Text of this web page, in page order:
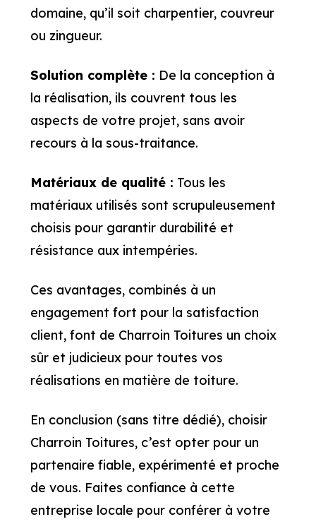
domaine, qu’il soit charpentier, couvreur
ou zingueur.
Solution complète : De la conception à
la réalisation, ils couvrent tous les
aspects de votre projet, sans avoir
recours à la sous-traitance.
Matériaux de qualité : Tous les
matériaux utilisés sont scrupuleusement
choisis pour garantir durabilité et
résistance aux intempéries.
Ces avantages, combinés à un
engagement fort pour la satisfaction
client, font de Charroin Toitures un choix
sûr et judicieux pour toutes vos
réalisations en matière de toiture.
En conclusion (sans titre dédié), choisir
Charroin Toitures, c’est opter pour un
partenaire fiable, expérimenté et proche
de vous. Faites confiance à cette
entreprise locale pour conférer à votre